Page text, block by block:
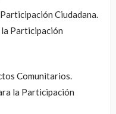
Ciudadana.
Participación
Comunitarios.
la Participación